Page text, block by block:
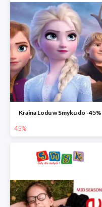
Kraina Lodu w Smyku do -45%
45%